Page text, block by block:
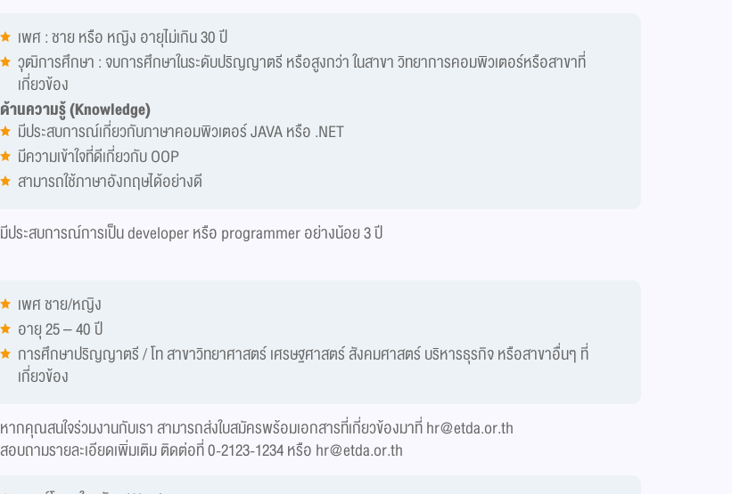
เพศ : ชาย หรือ หญิง อายุไม่เกิน 30 ปี
วุฒิการศึกษา : จบการศึกษาในระดับปริญญาตรี หรือสูงกว่า ในสาขา วิทยาการคอมพิวเตอร์หรือสาขาที่
เกี่ยวข้อง
ด้านความรู้ (Knowledge)
มีประสบการณ์เกี่ยวกับภาษาคอมพิวเตอร์ JAVA หรือ .NET
มีความเข้าใจที่ดีเกี่ยวกับ OOP
สามารถใช้ภาษาอังกฤษได้อย่างดี
มีประสบการณ์การเป็น developer หรือ programmer อย่างน้อย 3 ปี
เพศ ชาย/หญิง
อายุ 25 – 40 ปี
การศึกษาปริญญาตรี / โท สาขาวิทยาศาสตร์ เศรษฐศาสตร์ สังคมศาสตร์ บริหารธุรกิจ หรือสาขาอื่นๆ ที่
เกี่ยวข้อง
หากคุณสนใจร่วมงานกับเรา สามารถส่งใบสมัครพร้อมเอกสารที่เกี่ยวข้องมาที่hr@etda.or.th
สอบถามรายละเอียดเพิ่มเติม ติดต่อที่ 0-2123-1234 หรือ hr@etda.or.th